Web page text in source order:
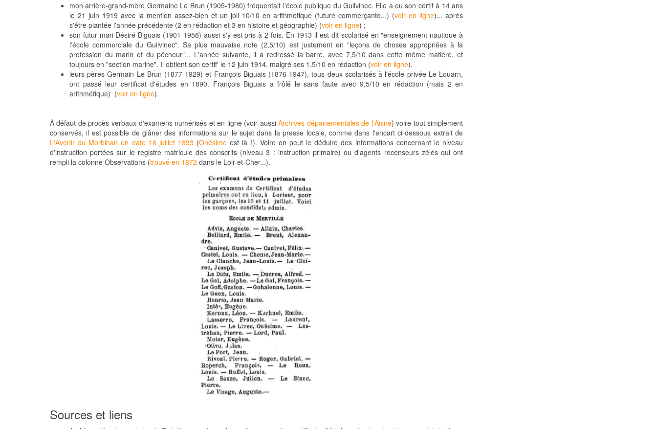
mon arrière-grand-mère Germaine Le Brun (1905-1980) fréquentait l'école publique du Guilvinec. Elle a eu son certif à 14 ans
le 21 juin 1919 avec la mention assez-bien et un joli 10/10 en arithmétique (future commerçante...) (voir en ligne)... après
s'être plantée l'année précédente (2 en rédaction et 3 en histoire et géographie) (voir en ligne) ;
son futur mari Désiré Biguais (1901-1958) aussi s'y est pris à 2 fois. En 1913 il est dit scolarisé en "enseignement nautique à
l'école commerciale du Guilvinec". Sa plus mauvaise note (2,5/10) est justement en "leçons de choses appropriées à la
profession du marin et du pêcheur"... L'année suivante, il a redressé la barre, avec 7,5/10 dans cette même matière, et
toujours en "section marine". Il obtient son certif' le 12 juin 1914, malgré ses 1,5/10 en rédaction (voir en ligne).
leurs pères Germain Le Brun (1877-1929) et François Biguais (1876-1947), tous deux scolarisés à l'école privée Le Louarn,
ont passé leur certificat d'études en 1890. François Biguais a frôlé le sans faute avec 9,5/10 en rédaction (mais 2 en
arithmétique) (voir en ligne).
À défaut de procès-verbaux d'examens numérisés et en ligne (voir aussiArchives départementales de l'Aisne) voire tout simplement
conservés, il est possible de glâner des informations sur le sujet dans la presse locale, comme dans l'encart ci-dessous extrait de
L'Avenir du Morbihan en date 16 juillet 1893 (Onésime est là !). Voire on peut le déduire des informations concernant le niveau
d'instruction portées sur le registre matricule des conscrits (niveau 3 : instruction primaire) ou d'agents recenseurs zélés qui ont
rempli la colonne Observations (trouvé en 1872 dans le Loir-et-Cher...).
Sources et liens